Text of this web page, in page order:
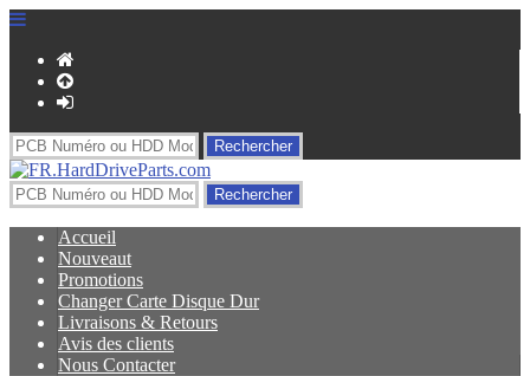
Accueil
Nouveaut
Promotions
Changer Carte Disque Dur
Livraisons & Retours
Avis des clients
Nous Contacter